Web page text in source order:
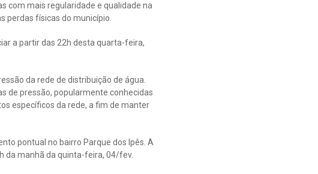
com mais regularidade e qualidade na
perdas físicas do município.
a partir das 22h desta quarta-feira,
da rede de distribuição de água.
de pressão, popularmente conhecidas
específicos da rede, a fim de manter
pontual no bairro Parque dos Ipês. A
da manhã da quinta-feira, 04/fev.